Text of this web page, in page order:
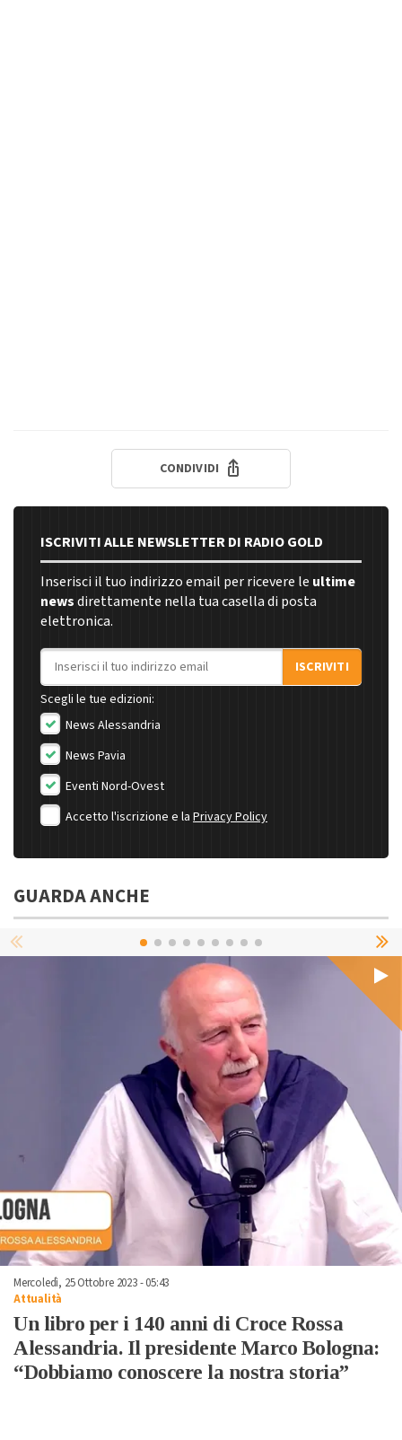
CONDIVIDI
ISCRIVITI ALLE NEWSLETTER DI RADIO GOLD
Inserisci il tuo indirizzo email per ricevere le ultime
newsdirettamente nella tua casella di posta
elettronica.
Indirizzo email
ISCRIVITI
Scegli le tue edizioni:
News Alessandria
News Pavia
Eventi Nord-Ovest
Accetto l'iscrizione e la Privacy Policy
GUARDA ANCHE
Mercoledì, 25 Ottobre 2023 - 05:43
Attualità
Un libro per i 140 anni di Croce Rossa
Alessandria. Il presidente Marco Bologna:
“Dobbiamo conoscere la nostra storia”